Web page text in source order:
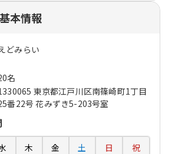
本情報
どみらい
名
東京都江戸川区南篠崎町1丁目
番22号 花みずき5-203号室
木 金 土 日
祝